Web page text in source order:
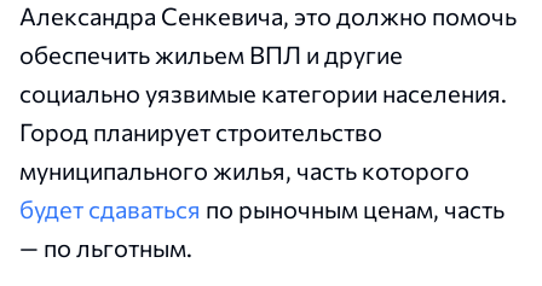
Александра Сенкевича, это должно помочь
обеспечить жильем ВПЛ и другие
социально уязвимые категории населения.
Город планирует строительство
муниципального жилья, часть которого
будет сдаваться по рыночным ценам, часть
— по льготным.